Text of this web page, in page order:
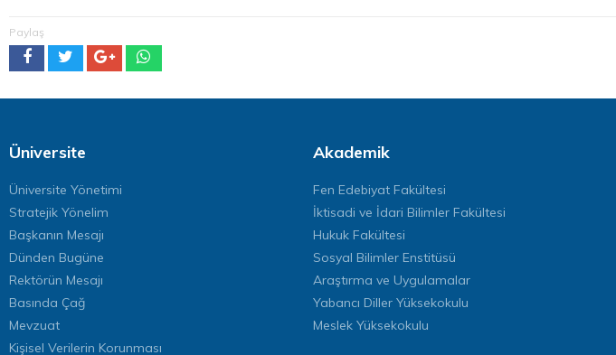
Paylaş
Üniversite
Üniversite Yönetimi
Stratejik Yönelim
Başkanın Mesajı
Dünden Bugüne
Rektörün Mesajı
Basında Çağ
Mevzuat
Kişisel Verilerin Korunması
Akademik
Fen Edebiyat Fakültesi
İktisadi ve İdari Bilimler Fakültesi
Hukuk Fakültesi
Sosyal Bilimler Enstitüsü
Araştırma ve Uygulamalar
Yabancı Diller Yüksekokulu
Meslek Yüksekokulu